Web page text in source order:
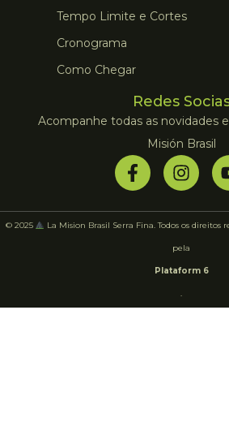
Tempo Limite e Cortes
Cronograma
Como Chegar
Redes
Acompanhe todas as novidades
Misión Brasil
© 2025 La Mision Brasil Serra Fina. Todos os direitos
pela
Plataform 6
.